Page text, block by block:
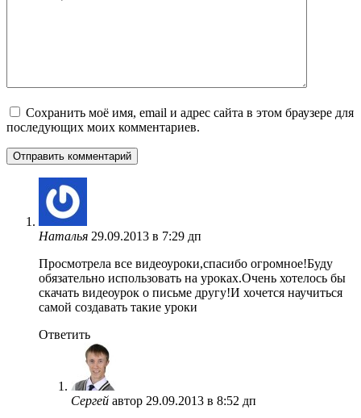
Сохранить моё имя, email и адрес сайта в этом браузере для
последующих моих комментариев.
Наталья 29.09.2013 в 7:29 дп
Просмотрела все видеоуроки,спасибо огромное!Буду
обязательно использовать на уроках.Очень хотелось бы
скачать видеоурок о письме другу!И хочется научиться
самой создавать такие уроки
Ответить
Сергей автор 29.09.2013 в 8:52 дп